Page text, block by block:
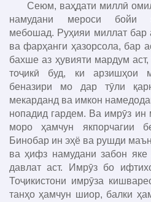
Сеюм, ваҳдати миллӣ
намудани мероси бойи
мебошад. Руҳияи миллат бар
ва фарҳанги ҳазорсола, бар
бахше аз ҳувияти мардум
тоҷикӣ буд, ки арзишҳои
беназири мо дар тӯли
мекарданд ва имкон
нопадид гардем. Ва имрӯз ин
моро ҳамчун якпорчагии
Бинобар ин эҳё ва рушди
ва ҳифз намудани забон
давлат аст. Имрӯз бо
Тоҷикистони имрӯза
танҳо ҳамчун шиор, балки